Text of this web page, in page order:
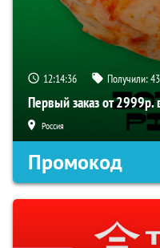
12:14:35 Получили:43
Первый заказ от 2999р.
Россия
Промокод